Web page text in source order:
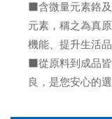
■含微量元素鉻
元素，稱之為真
機能、提升生活品
■從原料到成品
良，是您安心的選